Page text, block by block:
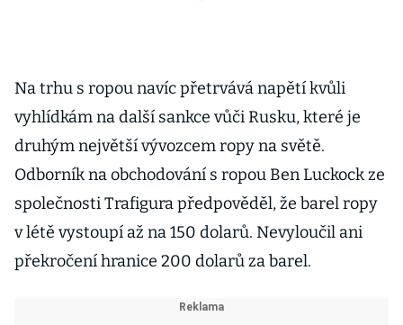
Na trhu s ropou navíc přetrvává napětí kvůli
vyhlídkám na další sankce vůči Rusku, které je
druhým největší vývozcem ropy na světě.
Odborník na obchodování s ropou Ben Luckock ze
společnosti Trafigura předpověděl, že barel ropy
v létě vystoupí až na 150 dolarů. Nevyloučil ani
překročení hranice 200 dolarů za barel.